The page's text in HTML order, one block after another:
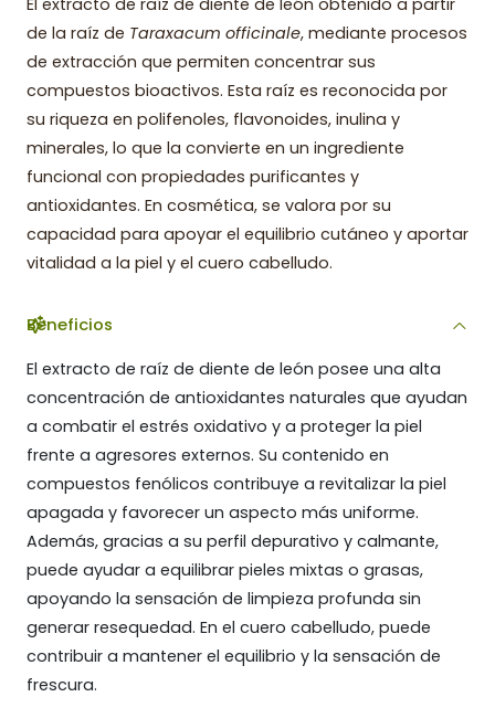
El extracto de raíz de diente de león obtenido a partir
de la raíz de Taraxacum officinale, mediante procesos
de extracción que permiten concentrar sus
compuestos bioactivos. Esta raíz es reconocida por
su riqueza en polifenoles, flavonoides, inulina y
minerales, lo que la convierte en un ingrediente
funcional con propiedades purificantes y
antioxidantes. En cosmética, se valora por su
capacidad para apoyar el equilibrio cutáneo y aportar
vitalidad a la piel y el cuero cabelludo.
Beneficios
El extracto de raíz de diente de león posee una alta
concentración de antioxidantes naturales que ayudan
a combatir el estrés oxidativo y a proteger la piel
frente a agresores externos. Su contenido en
compuestos fenólicos contribuye a revitalizar la piel
apagada y favorecer un aspecto más uniforme.
Además, gracias a su perfil depurativo y calmante,
puede ayudar a equilibrar pieles mixtas o grasas,
apoyando la sensación de limpieza profunda sin
generar resequedad. En el cuero cabelludo, puede
contribuir a mantener el equilibrio y la sensación de
frescura.